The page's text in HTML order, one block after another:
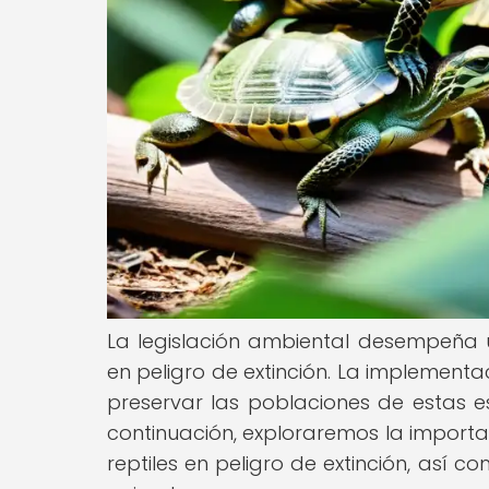
La legislación ambiental
en peligro de extinción. La
preservar las poblaciones de estas
continuación, exploraremos la
reptiles en peligro de extinción, así